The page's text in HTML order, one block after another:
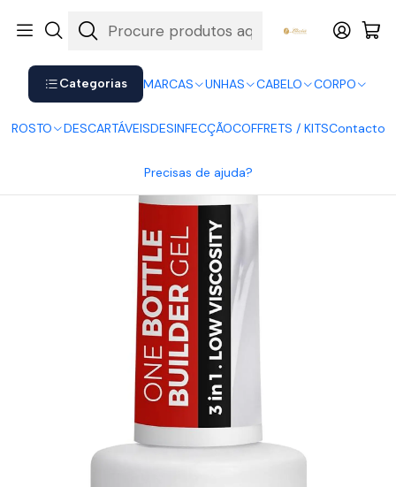
Categorias MARCAS UNHAS CABELO CORPO
ROSTO DESCARTÁVEISDESINFECÇÃOCOFFRETS / KITSContacto
Precisas de ajuda?
Shop now. Pay later with Klarna.